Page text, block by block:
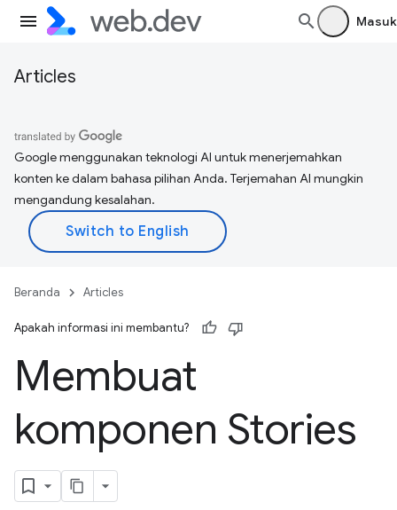
Masuk
Articles
Google menggunakan teknologi AI untuk menerjemahkan
konten ke dalam bahasa pilihan Anda. Terjemahan AI mungkin
mengandung kesalahan.
Beranda Articles
Apakah informasi ini membantu?
Membuat
komponen Stories